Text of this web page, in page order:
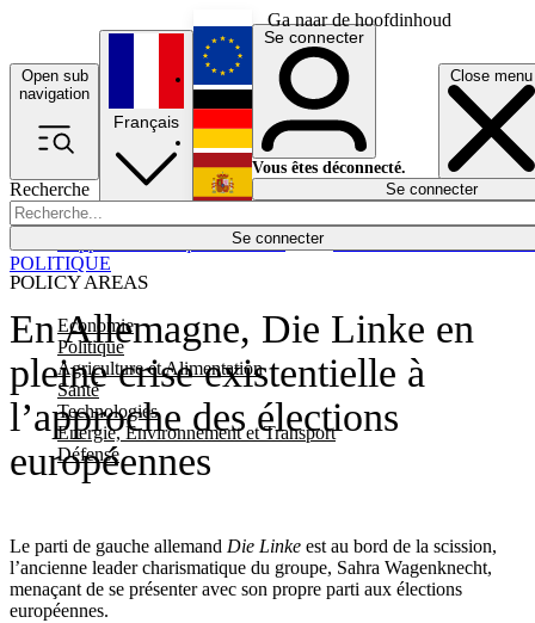
Ga naar de hoofdinhoud
Open sub
navigation
Close menu
Recherche
Se connecter
POLICY AREAS
Economie
Politique
Agriculture et Alimentation
Santé
Technologies
Energie, Environnement et Transport
Défense
Économie
Français
English
Deutsch
Español
Se connecter
Vous êtes déconnecté.
Se connecter
En Allemagne, Die Linke en
pleine crise existentielle à
l’approche des élections
européennes
Le parti de gauche allemand Die Linke est au bord de la scission,
l’ancienne leader charismatique du groupe, Sahra Wagenknecht,
menaçant de se présenter avec son propre parti aux élections
européennes.
POLITIQUE